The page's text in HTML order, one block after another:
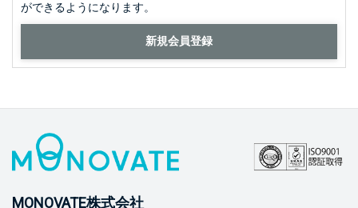
ができるようになります。
MONOVATE株式会社